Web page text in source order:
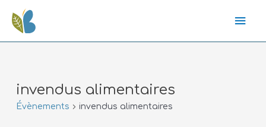
invendus alimentaires
Évènements invendus alimentaires